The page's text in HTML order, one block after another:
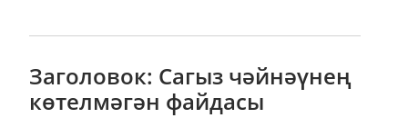
Заголовок: Сагыз чәйнәүнең
көтелмәгән файдасы